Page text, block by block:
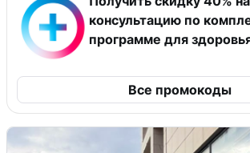
консультацию по
программе для
Все промокоды